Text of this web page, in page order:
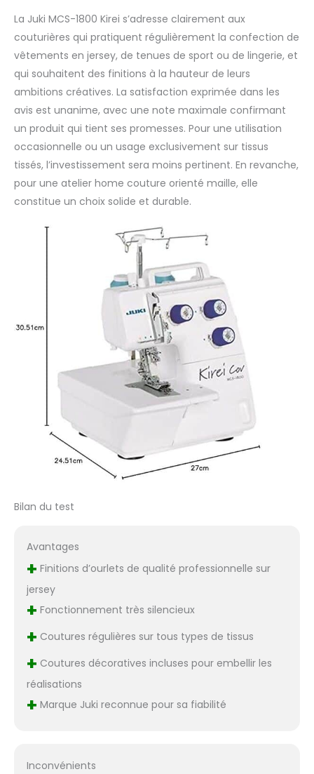
La Juki MCS-1800 Kirei s’adresse clairement aux
couturières qui pratiquent régulièrement la confection de
vêtements en jersey, de tenues de sport ou de lingerie, et
qui souhaitent des finitions à la hauteur de leurs
ambitions créatives. La satisfaction exprimée dans les
avis est unanime, avec une note maximale confirmant
un produit qui tient ses promesses. Pour une utilisation
occasionnelle ou un usage exclusivement sur tissus
tissés, l’investissement sera moins pertinent. En revanche,
pour une atelier home couture orienté maille, elle
constitue un choix solide et durable.
Bilan du test
Avantages
+ Finitions d’ourlets de qualité professionnelle sur
jersey
+ Fonctionnement très silencieux
+ Coutures régulières sur tous types de tissus
+ Coutures décoratives incluses pour embellir les
réalisations
+ Marque Juki reconnue pour sa fiabilité
Inconvénients